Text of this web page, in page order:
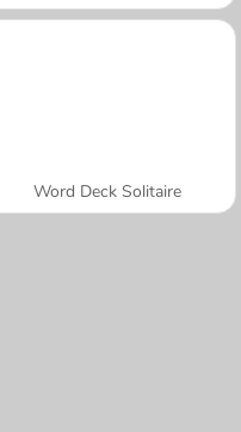
Word Deck Solitaire